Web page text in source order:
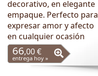
decorativo, en elegante
empaque. Perfecto para
expresar amor y afecto
en cualquier ocasión
66,00 €
entrega hoy »